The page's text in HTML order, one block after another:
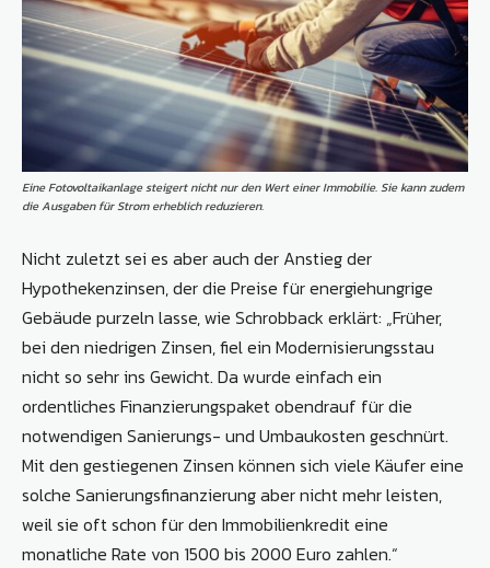
Eine Fotovoltaikanlage steigert nicht nur den Wert einer Immobilie. Sie kann zudem
die Ausgaben für Strom erheblich reduzieren.
Nicht zuletzt sei es aber auch der Anstieg der
Hypothekenzinsen, der die Preise für energiehungrige
Gebäude purzeln lasse, wie Schrobback erklärt: „Früher,
bei den niedrigen Zinsen, fiel ein Modernisierungsstau
nicht so sehr ins Gewicht. Da wurde einfach ein
ordentliches Finanzierungspaket obendrauf für die
notwendigen Sanierungs- und Umbaukosten geschnürt.
Mit den gestiegenen Zinsen können sich viele Käufer eine
solche Sanierungsfinanzierung aber nicht mehr leisten,
weil sie oft schon für den Immobilienkredit eine
monatliche Rate von 1500 bis 2000 Euro zahlen.“